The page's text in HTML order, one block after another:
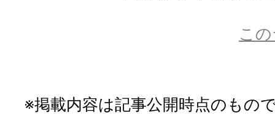
こ
※掲載内容は記事公開時点のもの